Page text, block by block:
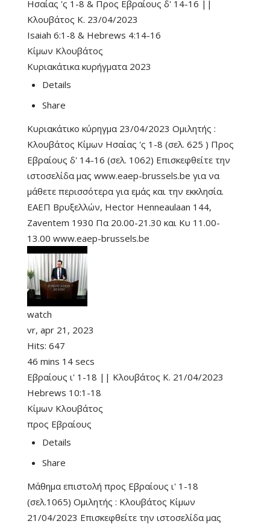
Ησαίας 'ς 1-8 & Προς Εβραίους δ' 14-16 ||
Κλουβάτος Κ. 23/04/2023
Isaiah 6:1-8 & Hebrews 4:14-16
Κίμων Κλουβάτος
Κυριακάτικα κυρήγματα 2023
Details
Share
Κυριακάτικο κύρηγμα 23/04/2023 Ομιλητής :
Κλουβάτος Κίμων Ησαίας 'ς 1-8 (σελ. 625 ) Προς
Εβραίους δ' 14-16 (σελ. 1062) Επισκεφθείτε την
ιστοσελίδα μας www.eaep-brussels.be για να
μάθετε περισσότερα για εμάς και την εκκλησία.
ΕΑΕΠ Βρυξελλών, Hector Henneaulaan 144,
Zaventem 1930 Πα 20.00-21.30 και Κυ 11.00-
13.00 www.eaep-brussels.be
watch
vr, apr 21, 2023
Hits: 647
46 mins 14 secs
Εβραίους ι' 1-18 || Κλουβάτος Κ. 21/04/2023
Hebrews 10:1-18
Κίμων Κλουβάτος
προς Εβραίους
Details
Share
Μάθημα επιστολή προς Εβραίους ι' 1-18
(σελ.1065) Ομιλητής : Κλουβάτος Κίμων
21/04/2023 Επισκεφθείτε την ιστοσελίδα μας